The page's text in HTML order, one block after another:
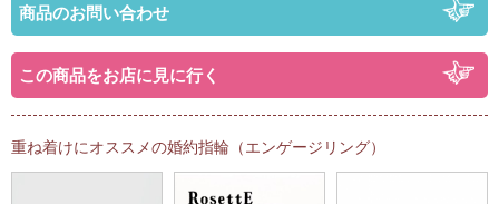
商品のお問い合わせ
この商品をお店に見に行く
重ね着けにオススメの婚約指輪（エンゲージリング）